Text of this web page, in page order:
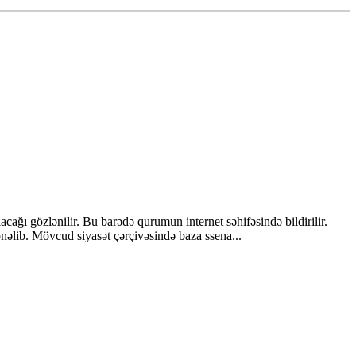
gözlənilir. Bu barədə qurumun internet səhifəsində bildirilir.
Mövcud siyasət çərçivəsində baza ssena...